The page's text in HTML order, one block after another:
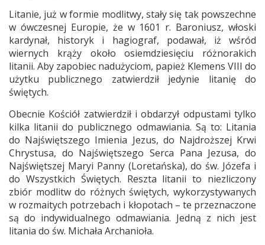
Litanie, już w formie modlitwy, stały się tak powszechne
w ówczesnej Europie, że w 1601 r. Baroniusz, włoski
kardynał, historyk i hagiograf, podawał, iż wśród
wiernych krąży około osiemdziesięciu różnorakich
litanii. Aby zapobiec nadużyciom, papież Klemens VIII do
użytku publicznego zatwierdził jedynie litanię do
świętych.
Obecnie Kościół zatwierdził i obdarzył odpustami tylko
kilka litanii do publicznego odmawiania. Są to: Litania
do Najświętszego Imienia Jezus, do Najdroższej Krwi
Chrystusa, do Najświętszego Serca Pana Jezusa, do
Najświętszej Maryi Panny (Loretańska), do św. Józefa i
do Wszystkich Świętych. Reszta litanii to niezliczony
zbiór modlitw do różnych świętych, wykorzystywanych
w rozmaitych potrzebach i kłopotach – te przeznaczone
są do indywidualnego odmawiania. Jedną z nich jest
litania do św. Michała Archanioła.